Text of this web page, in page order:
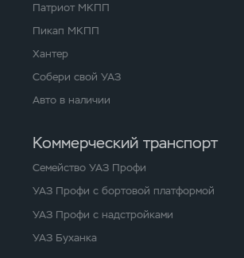
Патриот МКПП
Пикап МКПП
Хантер
Собери свой УАЗ
Авто в наличии
Коммерческий транспорт
Семейство УАЗ Профи
УАЗ Профи с бортовой платформой
УАЗ Профи с надстройками
УАЗ Буханка